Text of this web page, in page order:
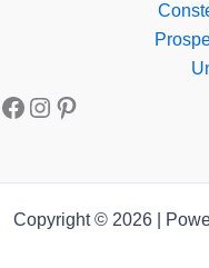
Copyright © 2026 |